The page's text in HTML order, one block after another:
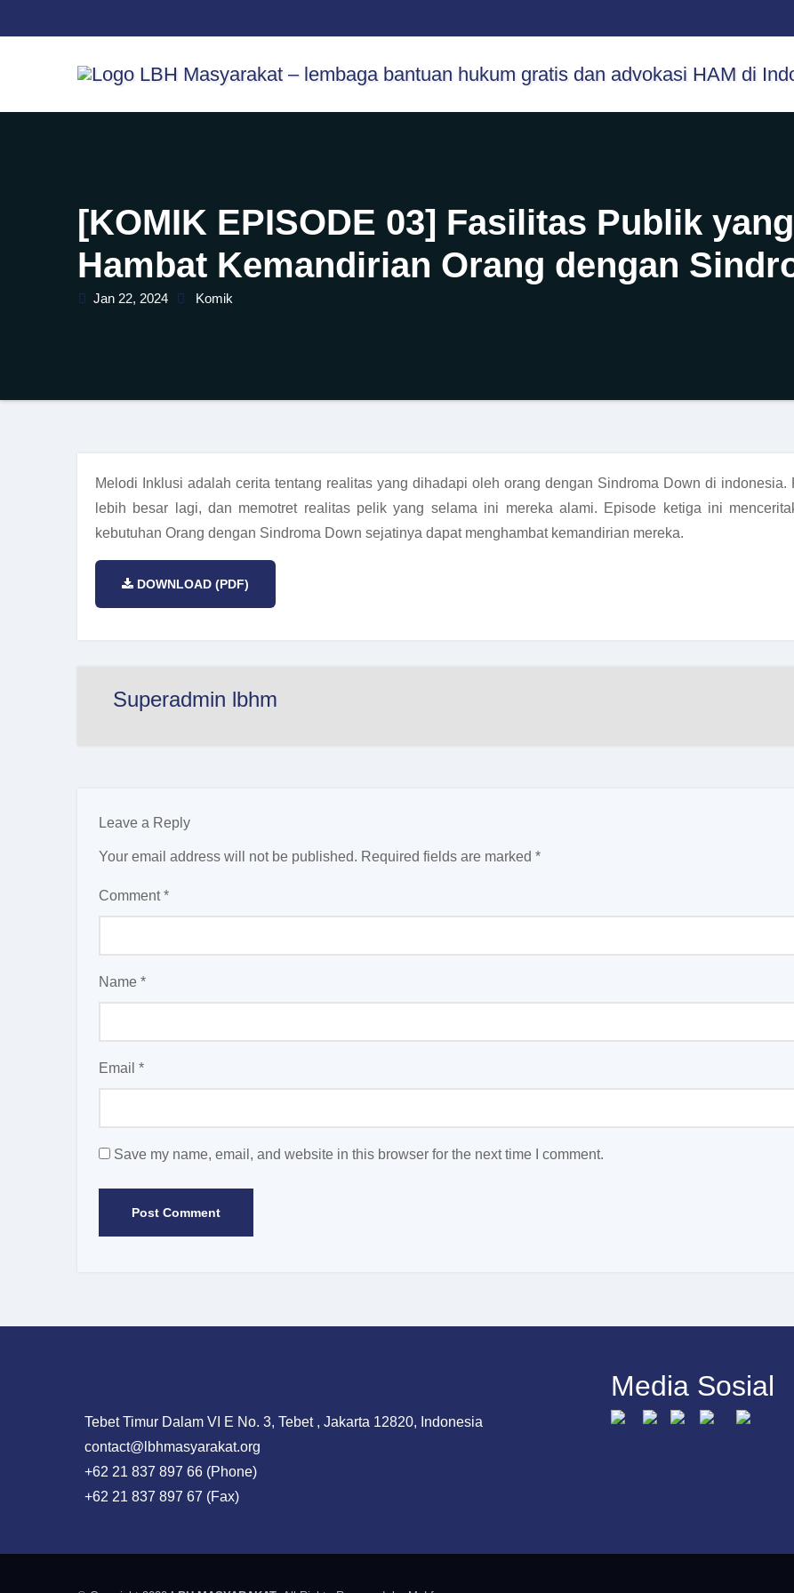
to
[KOMIK EPISODE 03] Fasilitas Publik
Hambat Kemandirian Orang dengan
Jan 22, 2024 Komik
Melodi Inklusi adalah cerita tentang realitas yang dihadapi oleh orang dengan Sindroma Down di
lebih besar lagi, dan memotret realitas pelik yang selama ini mereka alami. Episode ketiga ini
kebutuhan Orang dengan Sindroma Down sejatinya dapat menghambat kemandirian mereka.
DOWNLOAD (PDF)
Superadmin lbhm
Leave a Reply
Your email address will not be published. Required fields are marked *
Comment*
Name *
Email *
Save my name, email, and website in this browser for the next time I comment.
Tebet Timur Dalam VI E No. 3, Tebet , Jakarta 12820, Indonesia
contact@lbhmasyarakat.org
+62 21 837 897 66 (Phone)
+62 21 837 897 67 (Fax)
Media Sosial